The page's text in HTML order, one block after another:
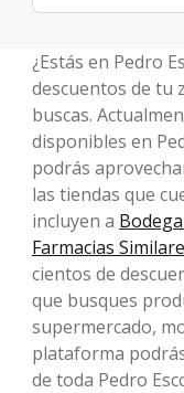
¿Estás en Pedro
descuentos de tu
buscas.
disponibles en
podrás
las tiendas que
incluyen a
Farmacias
cientos de
que busques
supermercado,
plataforma
de toda Pedro